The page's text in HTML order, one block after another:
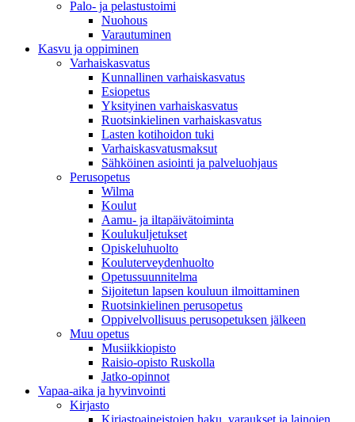
Palo- ja pelastustoimi
Nuohous
Varautuminen
Kasvu ja oppiminen
Varhaiskasvatus
Kunnallinen varhaiskasvatus
Esiopetus
Yksityinen varhaiskasvatus
Ruotsinkielinen varhaiskasvatus
Lasten kotihoidon tuki
Varhaiskasvatusmaksut
Sähköinen asiointi ja palveluohjaus
Perusopetus
Wilma
Koulut
Aamu- ja iltapäivätoiminta
Koulukuljetukset
Opiskeluhuolto
Kouluterveydenhuolto
Opetussuunnitelma
Sijoitetun lapsen kouluun ilmoittaminen
Ruotsinkielinen perusopetus
Oppivelvollisuus perusopetuksen jälkeen
Muu opetus
Musiikkiopisto
Raisio-opisto Ruskolla
Jatko-opinnot
Vapaa-aika ja hyvinvointi
Kirjasto
Kirjastoaineistojen haku, varaukset ja lainojen